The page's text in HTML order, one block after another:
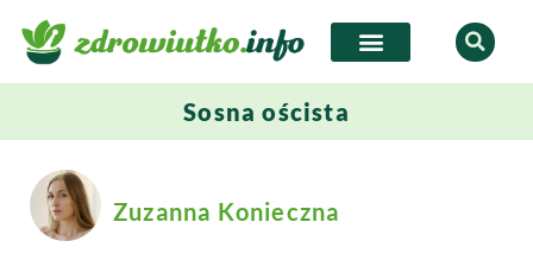
Sosna oścista
Zuzanna Konieczna